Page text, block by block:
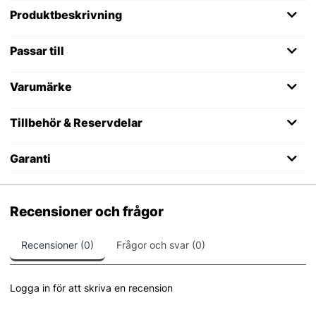
Produktbeskrivning
Passar till
Varumärke
Tillbehör & Reservdelar
Garanti
Recensioner och frågor
Recensioner (0) Frågor och svar (0)
Logga in för att skriva en recension